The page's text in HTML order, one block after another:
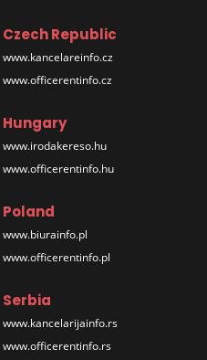
Czech Republic
www.kancelareinfo.cz
www.officerentinfo.cz
Hungary
www.irodakereso.hu
www.officerentinfo.hu
Poland
www.biurainfo.pl
www.officerentinfo.pl
Serbia
www.kancelarijainfo.rs
www.officerentinfo.rs